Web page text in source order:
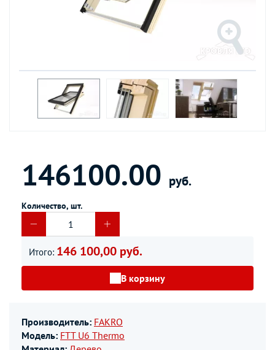
146100.00 руб.
Количество, шт.
Итого: 146 100,00 руб.
В корзину
Производитель: FAKRO
Модель: FTT U6 Thermo